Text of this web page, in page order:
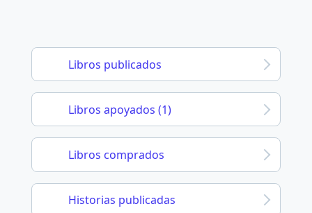
Libros publicados
Libros apoyados (1)
Libros comprados
Historias publicadas